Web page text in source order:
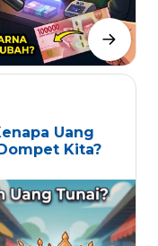
Uang
Kita?